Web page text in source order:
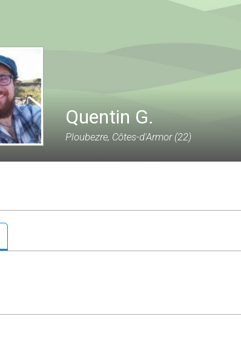
Quentin G.
Ploubezre, Côtes-d'Armor (22)